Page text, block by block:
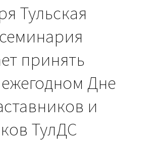
Тульская
принять
Дне
и
ТулДС